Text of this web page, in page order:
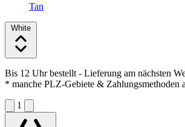
Tan
White
Bis 12 Uhr bestellt - Lieferung am nächsten
* manche PLZ-Gebiete & Zahlungsmethoden
1